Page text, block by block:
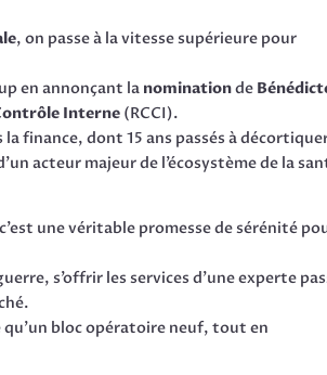
, on passe à la vitesse supérieure pour
en annonçant la nominationde
Interne (RCCI).
finance, dont 15 ans passés à
acteur majeur de l’écosystème de la
une véritable promesse de sérénité
s’offrir les services d’une experte
qu’un bloc opératoire neuf, tout en